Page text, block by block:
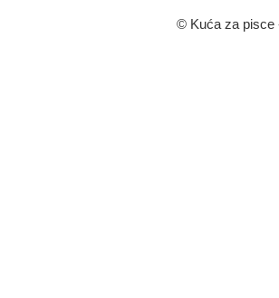
© Kuća za pisce